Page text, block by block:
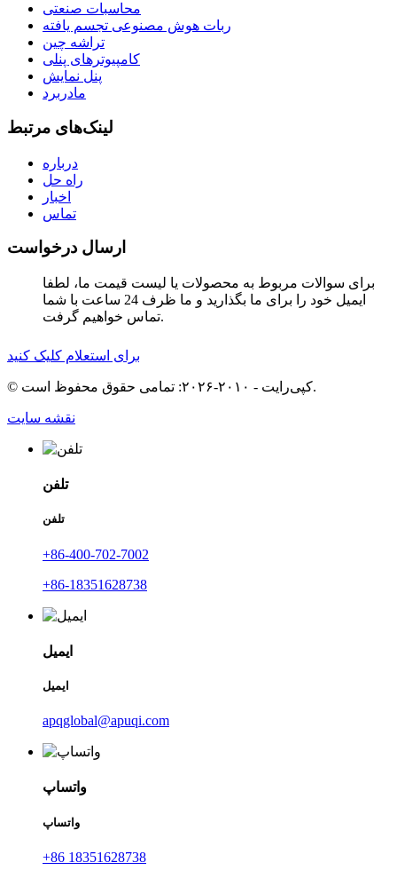
محاسبات صنعتی
ربات هوش مصنوعی تجسم یافته
تراشه چین
کامپیوترهای پنلی
پنل نمایش
مادربرد
لینک‌های مرتبط
درباره
راه حل
اخبار
تماس
ارسال درخواست
برای سوالات مربوط به محصولات یا لیست قیمت ما، لطفا
ایمیل خود را برای ما بگذارید و ما ظرف 24 ساعت با شما
تماس خواهیم گرفت.
برای استعلام کلیک کنید
© کپی‌رایت - ۲۰۱۰-۲۰۲۶: تمامی حقوق محفوظ است.
نقشه سایت
تلفن
تلفن
‎+86-400-702-7002‎
‎+86-18351628738‎
ایمیل
ایمیل
apqglobal@apuqi.com
واتساپ
واتساپ
‎+86 18351628738‎